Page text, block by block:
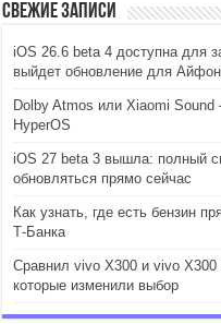
Свежие записи
iOS 26.6 beta 4 доступна для
выйдет обновление для
Dolby Atmos или Xiaomi Sound
HyperOS
iOS 27 beta 3 вышла: полный
обновляться прямо сейчас
Как узнать, где есть бензин
Т-Банка
Сравнил vivo X300 и vivo
которые изменили выбор